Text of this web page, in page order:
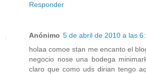
Responder
Anónimo 5 de abril de 2010 a las
holaa comoe stan me encanto el
negocio nose una bodega
claro que como uds dirian tengo